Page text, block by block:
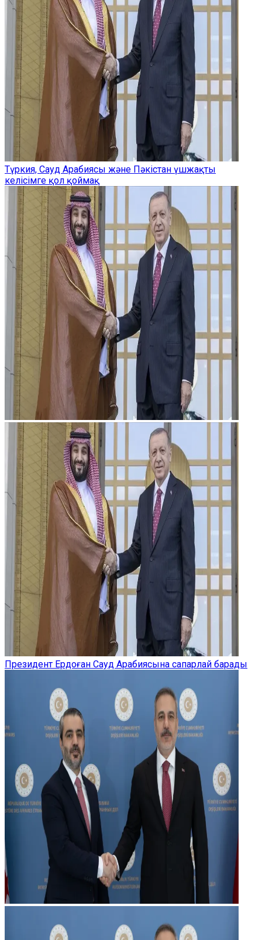
Түркия, Сауд Арабиясы және Пәкістан үшжақты
келісімге қол қоймақ
Президент Ердоған Сауд Арабиясына сапарлай барады